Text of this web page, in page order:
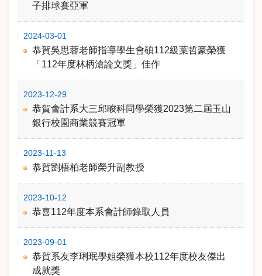
子排球賽亞軍
恭賀吳思蓉老師指導學生會碩112級葉哲豪榮獲
「112年度林柄滄論文獎」佳作
2024-03-01
恭賀會計系大三邱畯科同學榮獲2023第二屆玉山
銀行校園商業競賽冠軍
2023-12-29
恭賀劉梧柏老師榮升副教授
2023-11-13
恭喜112年度本系會計師錄取人員
2023-10-12
恭賀系友李琍珉學姐榮獲本校112年度校友傑出
成就獎
2023-09-01